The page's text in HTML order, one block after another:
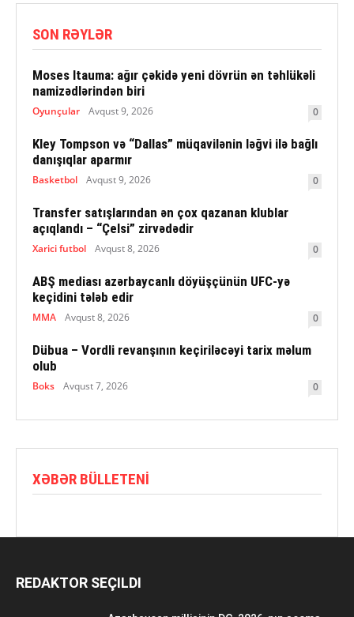
SON RƏYLƏR
Moses Itauma: ağır çəkidə yeni dövrün ən təhlükəli
namizədlərindən biri
Oyunçular Avqust 9, 2026 0
Kley Tompson və “Dallas” müqavilənin ləğvi ilə bağlı
danışıqlar aparmır
Basketbol Avqust 9, 2026 0
Transfer satışlarından ən çox qazanan klublar
açıqlandı – “Çelsi” zirvədədir
Xarici futbol Avqust 8, 2026 0
ABŞ mediası azərbaycanlı döyüşçünün UFC-yə
keçidini tələb edir
MMA Avqust 8, 2026 0
Dübua – Vordli revanşının keçiriləcəyi tarix məlum
olub
Boks Avqust 7, 2026 0
XƏBƏR BÜLLETENI
REDAKTOR SEÇILDI